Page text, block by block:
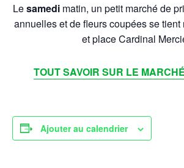
Lesamedimatin, un petit marché de
annuelles et de fleurs coupées se tient
et place Cardinal
TOUT SAVOIR SUR LE
Ajouter au calendrier